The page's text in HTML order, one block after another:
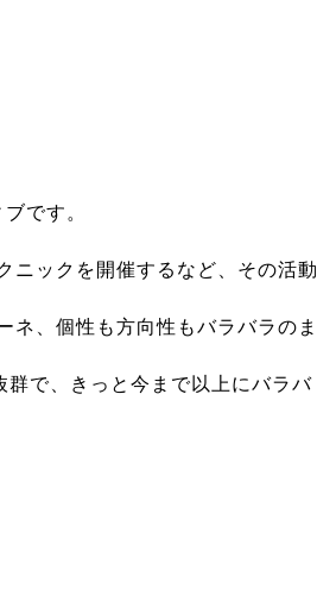
ブです。
ニックを開催するなど、 その活動
ネ、個性も方向性もバラバラのま
で、
きっと今まで以上にバラバ